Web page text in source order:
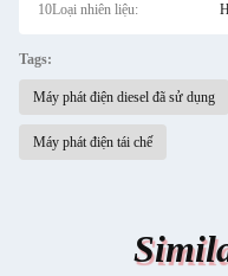
10Loại nhiên liệu:
Tags:
Máy phát điện diesel đã sử dụng
Máy phát điện tái chế